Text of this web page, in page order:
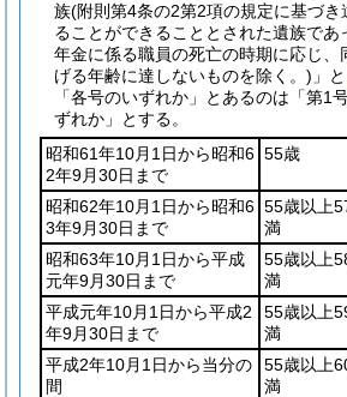
族(附則第4条の2第2項の規定に基づき
ることができることとされた遺族であ
年金に係る職員の死亡の時期に応じ、
げる年齢に達しないものを除く。) 」と
「各号のいずれか」とあるのは「第1
ずれか」とする。
昭和61年10月1日から昭和6
2年9月30日まで
55歳
昭和62年10月1日から昭和6
3年9月30日まで
55歳以上
満
昭和63年10月1日から平成
元年9月30日まで
55歳以上
満
平成元年10月1日から平成2
年9月30日まで
55歳以上
満
平成2年10月1日から当分の
間
55歳以上
満